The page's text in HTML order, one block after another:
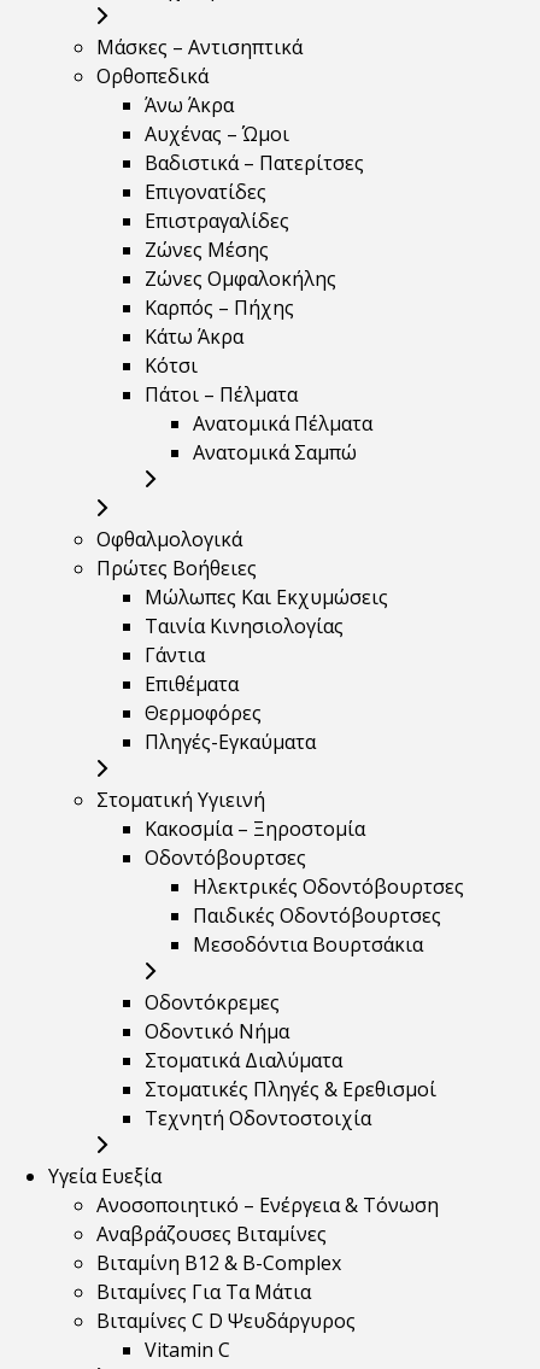
Μάσκες – Αντισηπτικά
Ορθοπεδικά
Άνω Άκρα
Αυχένας – Ώμοι
Βαδιστικά – Πατερίτσες
Επιγονατίδες
Επιστραγαλίδες
Ζώνες Μέσης
Ζώνες Ομφαλοκήλης
Καρπός – Πήχης
Κάτω Άκρα
Κότσι
Πάτοι – Πέλματα
Ανατομικά Πέλματα
Ανατομικά Σαμπώ
Οφθαλμολογικά
Πρώτες Βοήθειες
Μώλωπες Και Εκχυμώσεις
Ταινία Κινησιολογίας
Γάντια
Επιθέματα
Θερμοφόρες
Πληγές-Εγκαύματα
Στοματική Υγιεινή
Κακοσμία – Ξηροστομία
Οδοντόβουρτσες
Ηλεκτρικές Οδοντόβουρτσες
Παιδικές Οδοντόβουρτσες
Μεσοδόντια Βουρτσάκια
Οδοντόκρεμες
Οδοντικό Νήμα
Στοματικά Διαλύματα
Στοματικές Πληγές & Ερεθισμοί
Τεχνητή Οδοντοστοιχία
Υγεία Ευεξία
Ανοσοποιητικό – Ενέργεια & Τόνωση
Αναβράζουσες Βιταμίνες
Βιταμίνη B12 & Β-Complex
Βιταμίνες Για Τα Μάτια
Βιταμίνες C D Ψευδάργυρος
Vitamin C